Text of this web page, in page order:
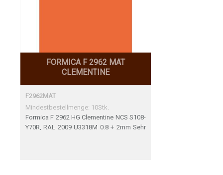
FORMICA F 2962 MAT
CLEMENTINE
F2962MAT
Mindestbestellmenge: 10Stk.
Formica F 2962 HG Clementine NCS S108-
Y70R, RAL 2009 U3318M 0.8 + 2mm Sehr